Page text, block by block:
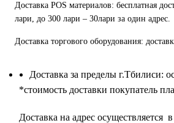
Доставка POS материалов: бесплатная
лари, до 300 лари – 30лари за один адрес.
Доставка торгового оборудования:
Доставка за пределы г.Тбилиси:
*cтоимость доставки покупатель
Доставка на адрес осуществляется